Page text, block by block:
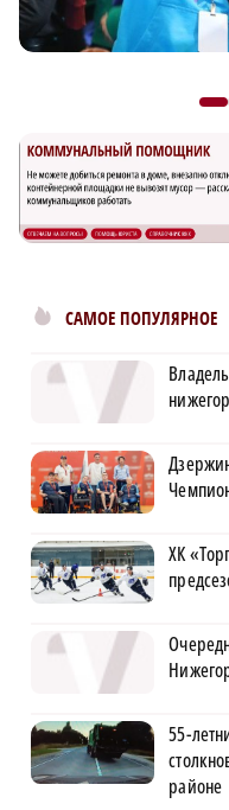
САМОЕ ПОПУЛЯРНОЕ
ХК
55-
районе